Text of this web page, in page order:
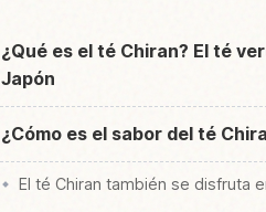
¿Qué es el té Chiran? El té
Japón
¿Cómo es el sabor del té
El té Chiran también se disfruta